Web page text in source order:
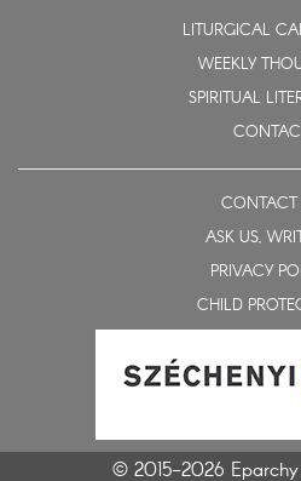
LITURGICAL
WEEKLY
SPIRITUAL
CONTACT
ASK US,
PRIVACY
CHILD
© 2015-2026